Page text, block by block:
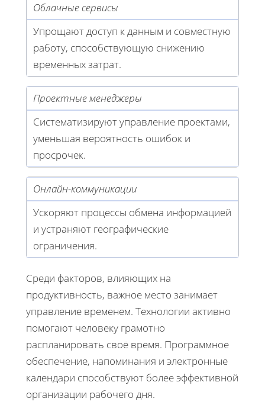
Облачные сервисы
Упрощают доступ к данным и совместную
работу, способствующую снижению
временных затрат.
Проектные менеджеры
Систематизируют управление проектами,
уменьшая вероятность ошибок и
просрочек.
Онлайн-коммуникации
Ускоряют процессы обмена информацией
и устраняют географические
ограничения.
Среди факторов, влияющих на
продуктивность, важное место занимает
управление временем. Технологии активно
помогают человеку грамотно
распланировать своё время. Программное
обеспечение, напоминания и электронные
календари способствуют более эффективной
организации рабочего дня.